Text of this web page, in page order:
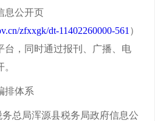
息公开页
zfxxgk/dt-11402260000-561 ）
台，同时通过报刊、广播、电
排体系
总局浑源县税务局政府信息公